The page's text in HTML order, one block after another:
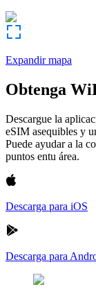
Expandir mapa
Obtenga
Descargue la
eSIM asequibles y
Puede ayudar a la
puntos entu área.
Descarga para iOS
Descarga para